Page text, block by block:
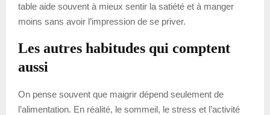
table aide souvent à mieux sentir la satiété et à manger
moins sans avoir l’impression de se priver.
Les autres habitudes qui comptent
aussi
On pense souvent que maigrir dépend seulement de
l’alimentation. En réalité, le sommeil, le stress et l’activité